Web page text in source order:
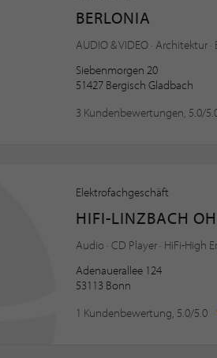
BERLONIA
AUDIO & VIDEO · Architektur
Siebenmorgen 20
51427 Bergisch Gladbach
3 Kundenbewertungen, 5.0/
Elektrofachgeschäft
HIFI-LINZBACH
Audio · CD Player · HiFi-High
Adenauerallee 124
53113 Bonn
1 Kundenbewertung, 5.0/5.0